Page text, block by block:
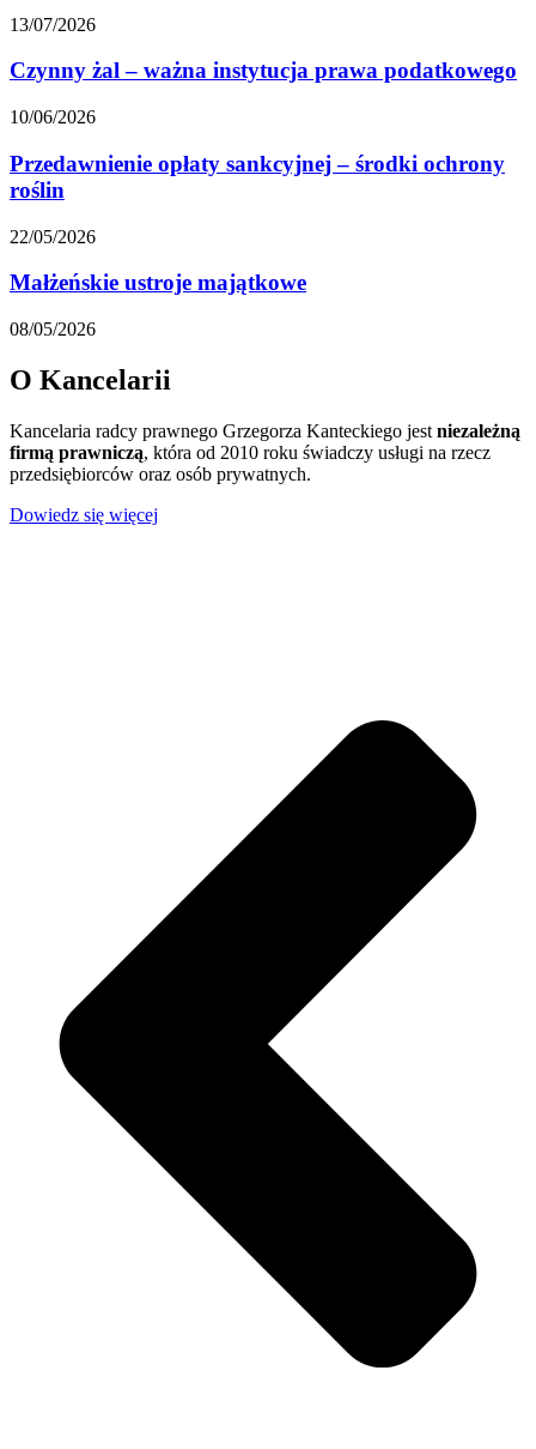
13/07/2026
Czynny żal – ważna instytucja prawa podatkowego
10/06/2026
Przedawnienie opłaty sankcyjnej – środki ochrony
roślin
22/05/2026
Małżeńskie ustroje majątkowe
08/05/2026
O Kancelarii
Kancelaria radcy prawnego Grzegorza Kanteckiego jest niezależną
firmą prawniczą, która od 2010 roku świadczy usługi na rzecz
przedsiębiorców oraz osób prywatnych.
Dowiedz się więcej